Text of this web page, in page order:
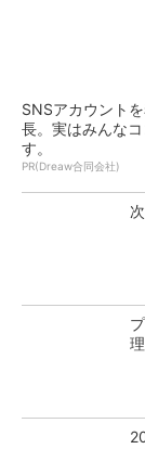
SNSアカウント
長。実はみんな
す。
PR(Dreaw合同会社)